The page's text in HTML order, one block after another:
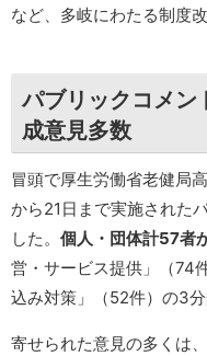
など、多岐にわたる制度
パブリックコメ
成意見多数
冒頭で厚生労働省老健局
から21日まで実施された
した。 個人・団体計57者
営・サービス提供」（74
込み対策」（52件）の3
寄せられた意見の多くは